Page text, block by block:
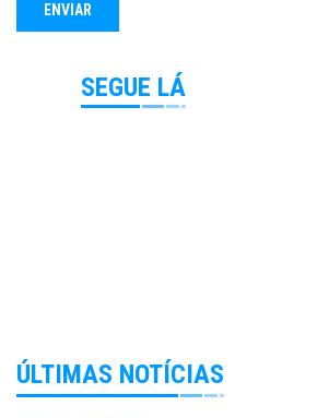
SEGUE LÁ
ÚLTIMAS NOTÍCIAS